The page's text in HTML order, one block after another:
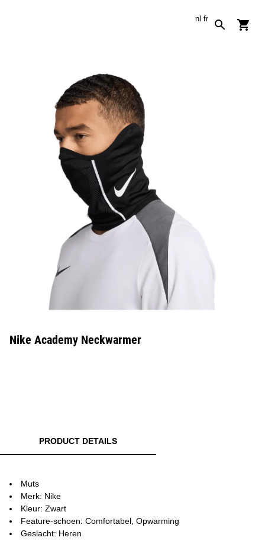
nl fr
Nike Academy Neckwarmer
PRODUCT DETAILS
Muts
Merk: Nike
Kleur: Zwart
Feature-schoen: Comfortabel, Opwarming
Geslacht: Heren